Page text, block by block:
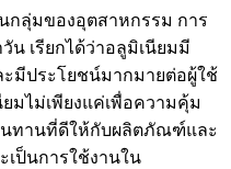
กลุ่มของอุตสาหกรรม การ
น เรียกได้ว่าอลูมิเนียมมี
มีประโยชน์มากมายต่อผู้ใช้
มไม่เพียงแค่เพื่อความคุ้ม
ทานที่ดีให้กับผลิตภัณฑ์และ
เป็นการใช้งานใน